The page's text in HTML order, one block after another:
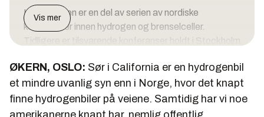
Konferansen er en del av serien av nordiske
konferanser innen hydrogen og brenselceller.
Tidligere er tilsvarende konferanser holdt i Stockholm
Vis mer
ØKERN, OSLO: Sør i California er en hydrogenbil
et mindre uvanlig syn enn i Norge, hvor det knapt
finne hydrogenbiler på veiene. Samtidig har vi noe